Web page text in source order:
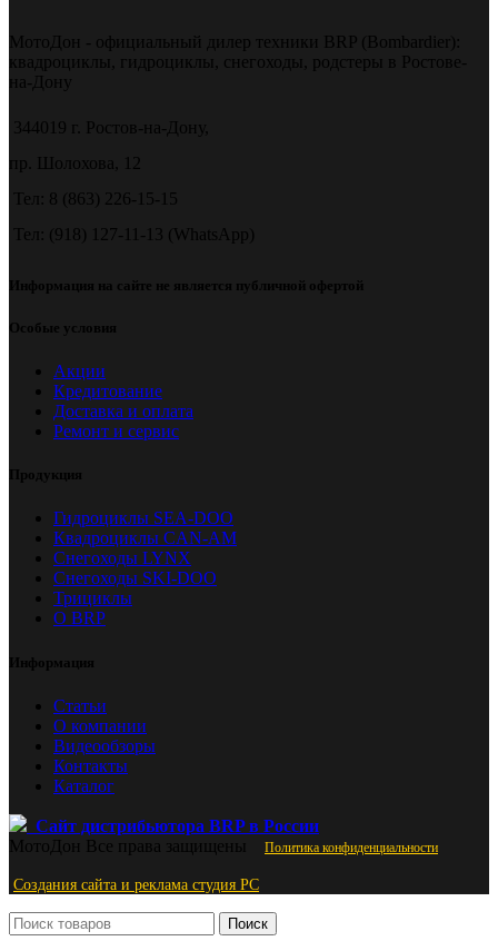
МотоДон - официальный дилер техники BRP (Bombardier):
квадроциклы, гидроциклы, снегоходы, родстеры в Ростове-
на-Дону
344019 г. Ростов-на-Дону,
пр. Шолохова, 12
Тел: 8 (863) 226-15-15
Тел: (918) 127-11-13 (WhatsApp)
Информация на сайте не является публичной офертой
Особые условия
Акции
Кредитование
Доставка и оплата
Ремонт и сервис
Продукция
Гидроциклы SEA-DOO
Квадроциклы CAN-AM
Снегоходы LYNX
Снегоходы SKI-DOO
Трициклы
О BRP
Информация
Статьи
О компании
Видеообзоры
Контакты
Каталог
Сайт дистрибьютора BRP в России
МотоДон Все права защищены Политика конфиденциальности
Создания сайта и реклама студия PС
Поиск